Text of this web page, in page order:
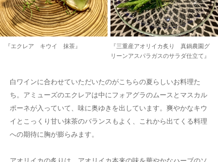
『エクレア キウイ 抹茶』
『三重産アオリイカ炙り 真鍋農園グ
リーンアスパラガスのサラダ仕立て』
白ワインに合わせていただいたのがこちらの夏らしいお料理た
ち。アミューズのエクレアは中にフォアグラのムースとマスカル
ポーネが入っていて、味に奥ゆきを出しています。爽やかなキウ
イとこっくり甘い抹茶のバランスもよく、これから出てくる料理
への期待に胸が膨らみます。